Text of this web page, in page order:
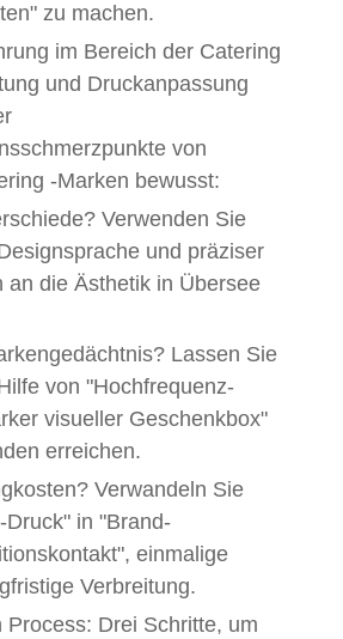
zu machen.
im Bereich der Catering
und Druckanpassung
von
-Marken bewusst:
Verwenden Sie
und präziser
an die Ästhetik in Übersee
Lassen Sie
von "Hochfrequenz-
visueller Geschenkbox"
erreichen.
Verwandeln Sie
in "Brand-
einmalige
Verbreitung.
Process: Drei Schritte, um